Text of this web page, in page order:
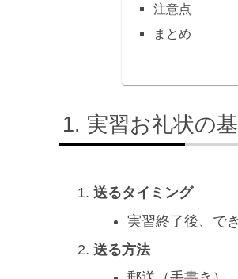
注意点
まとめ
実習お礼状の
送るタイミング
実習終了後、で
送る方法